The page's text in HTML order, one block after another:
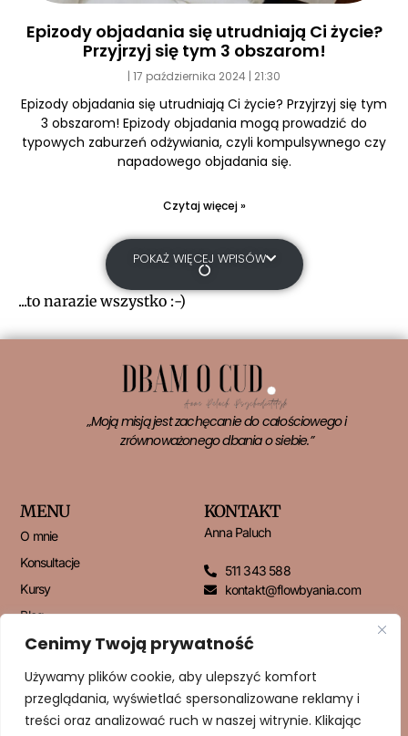
Cenimy Twoją prywatność
Używamy plików cookie, aby ulepszyć komfort
przeglądania, wyświetlać spersonalizowane reklamy i
treści oraz analizować ruch w naszej witrynie. Klikając
Epizody objadania się utrudniają Ci życie?
Przyjrzyj się tym 3 obszarom!
17 października 2024 21:30
Epizody objadania się utrudniają Ci życie? Przyjrzyj się tym
3 obszarom! Epizody objadania mogą prowadzić do
typowych zaburzeń odżywiania, czyli kompulsywnego czy
napadowego objadania się.
Czytaj więcej »
POKAŻ WIĘCEJ WPISÓW
...to narazie wszystko :-)
„Moją misją jest zachęcanie do całościowego i
zrównoważonego dbania o siebie.”
MENU
O mnie
Konsultacje
Kursy
Blog
Kontakt
KONTAKT
Anna Paluch
511 343 588
kontakt@flowbyania.com
NEWSLETTER